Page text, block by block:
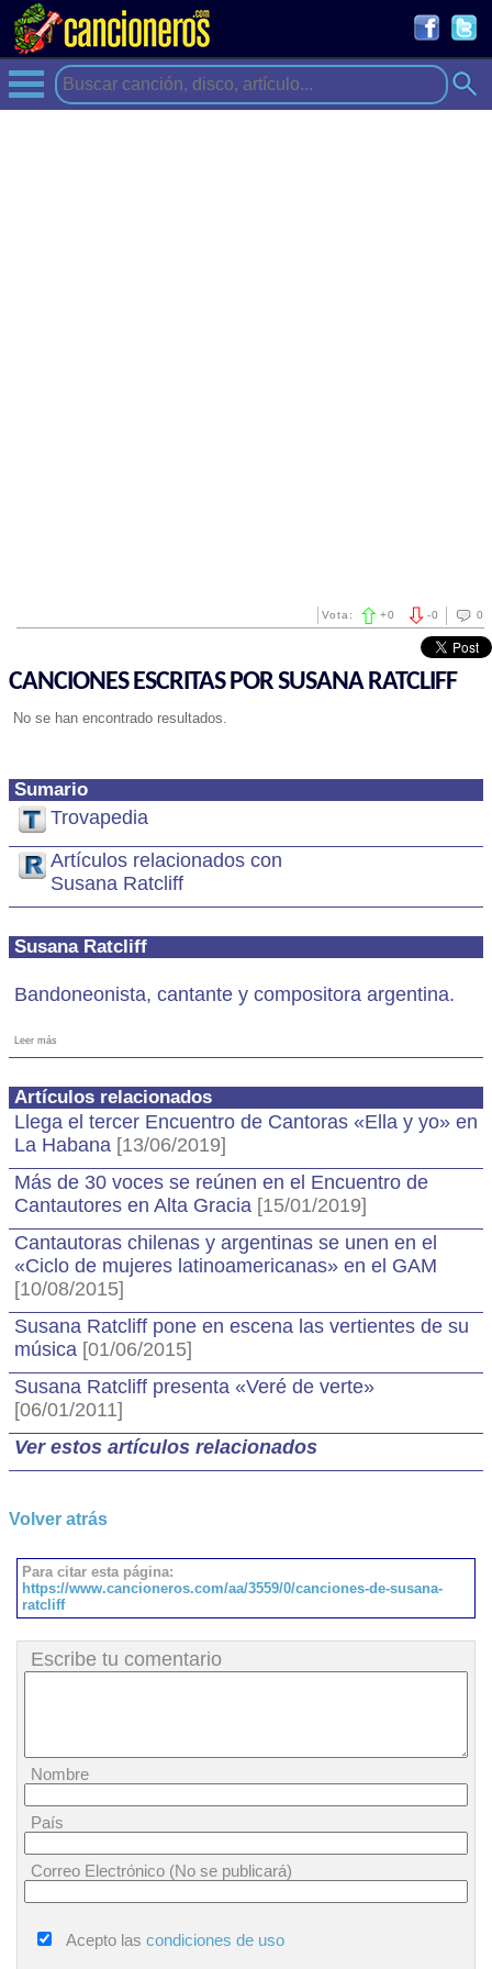
0
-0
Vota: +0
CANCIONES ESCRITAS POR SUSANA RATCLIFF
No se han encontrado resultados.
Sumario
Trovapedia
Artículos relacionados con
Susana Ratcliff
Susana Ratcliff
Bandoneonista, cantante y compositora argentina.
Leer más
Artículos relacionados
Llega el tercer Encuentro de Cantoras «Ella y yo» en
La Habana [13/06/2019]
Más de 30 voces se reúnen en el Encuentro de
Cantautores en Alta Gracia [15/01/2019]
Cantautoras chilenas y argentinas se unen en el
«Ciclo de mujeres latinoamericanas» en el GAM
[10/08/2015]
Susana Ratcliff pone en escena las vertientes de su
música [01/06/2015]
Susana Ratcliff presenta «Veré de verte»
[06/01/2011]
Ver estos artículos relacionados
Volver atrás
Para citar esta página:
https://www.cancioneros.com/aa/3559/0/canciones-de-susana-
ratcliff
Escribe tu comentario
Nombre
País
Correo Electrónico (No se publicará)
Acepto las condiciones de uso